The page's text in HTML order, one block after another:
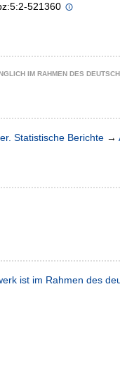
521360
IM RAHMEN DES
Statistische Berichte →
ist im Rahmen des